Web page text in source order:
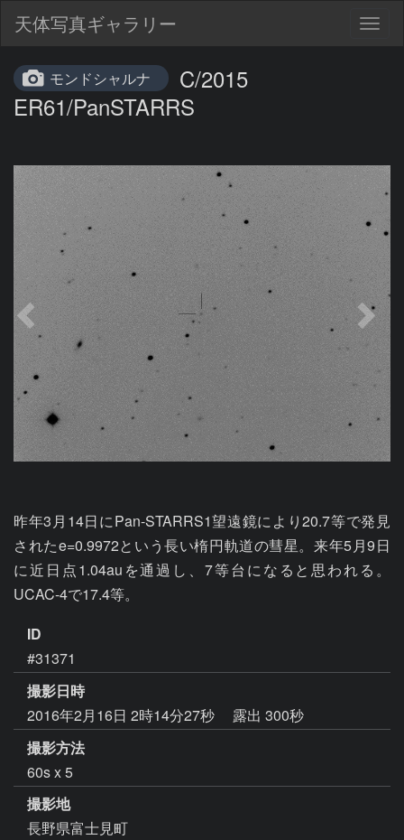
天体写真ギャラリー
モンドシャルナ
C/2015
ER61/PanSTARRS
昨年3月14日にPan-STARRS1望遠鏡により20.7等で発見
されたe=0.9972という長い楕円軌道の彗星。来年5月9日
に近日点1.04auを通過し、7等台になると思われる。
UCAC-4で17.4等。
ID
#31371
撮影日時
2016年2月16日 2時14分27秒
露出 300秒
撮影方法
60s x 5
撮影地
長野県富士見町